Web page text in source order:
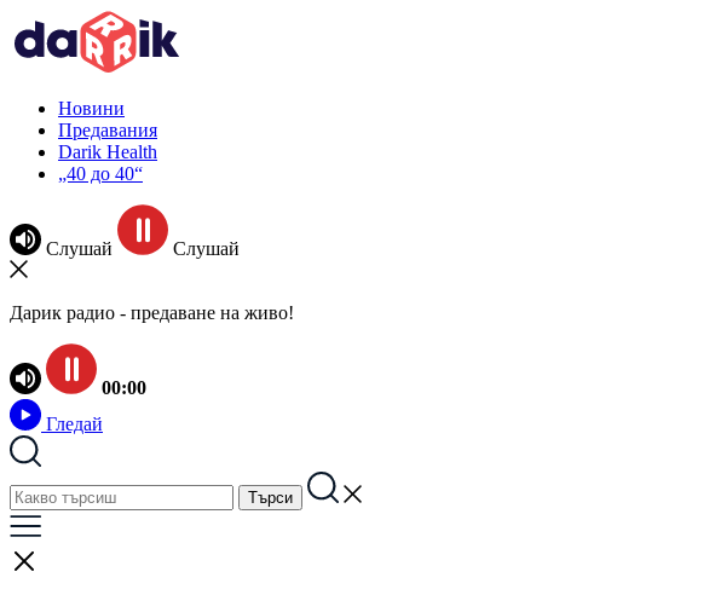
Новини
Предавания
Darik Health
„40 до 40“
Слушай Слушай
Дарик радио - предаване на живо!
00:00
Гледай